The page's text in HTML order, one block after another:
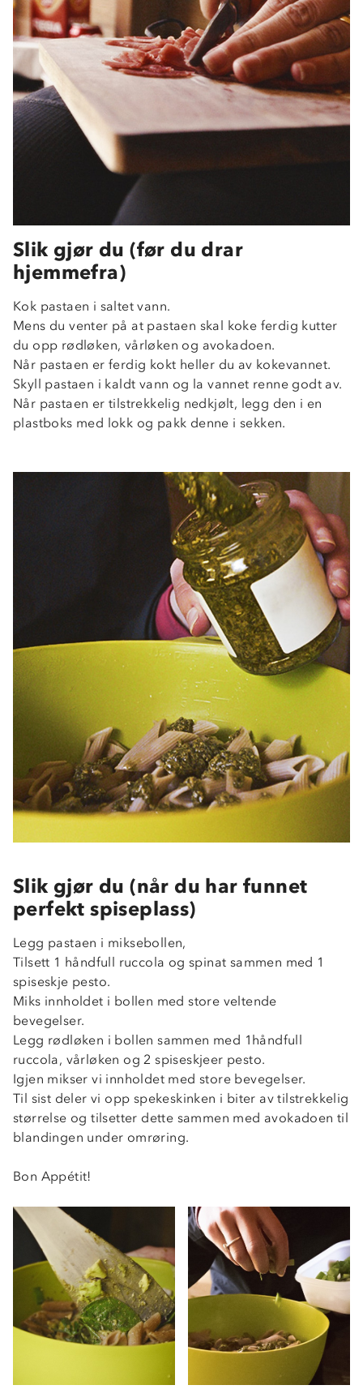
Slik gjør du (før du drar
hjemmefra)
Kok pastaen i saltet vann.
Mens du venter på at pastaen skal koke ferdig kutter
du opp rødløken, vårløken og avokadoen.
Når pastaen er ferdig kokt heller du av kokevannet.
Skyll pastaen i kaldt vann og la vannet renne godt av.
Når pastaen er tilstrekkelig nedkjølt, legg den i en
plastboks med lokk og pakk denne i sekken.
Slik gjør du (når du har funnet
perfekt spiseplass)
Legg pastaen i miksebollen,
Tilsett 1 håndfull ruccola og spinat sammen med 1
spiseskje pesto.
Miks innholdet i bollen med store veltende
bevegelser.
Legg rødløken i bollen sammen med 1håndfull
ruccola, vårløken og 2 spiseskjeer pesto.
Igjen mikser vi innholdet med store bevegelser.
Til sist deler vi opp spekeskinken i biter av tilstrekkelig
størrelse og tilsetter dette sammen med avokadoen til
blandingen under omrøring.
Bon Appétit!
Om Stormberg